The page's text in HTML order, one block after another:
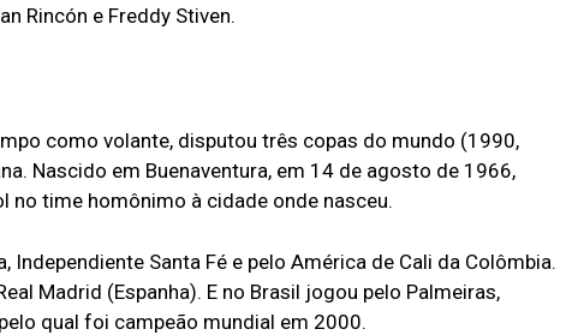
Rincón e Freddy Stiven.
como volante, disputou três copas do mundo (1990,
Nascido em Buenaventura, em 14 de agosto de 1966,
no time homônimo à cidade onde nasceu.
Santa Fé e pelo América de Cali da Colômbia.
Madrid (Espanha). E no Brasil jogou pelo Palmeiras,
qual foi campeão mundial em 2000.